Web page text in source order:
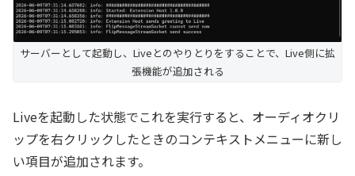
サーバーとして起動し、Liveとのやりとりをすることで、Live側に拡
張機能が追加される
Liveを起動した状態でこれを実行すると、オーディオクリ
ップを右クリックしたときのコンテキストメニューに新し
い項目が追加されます。